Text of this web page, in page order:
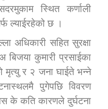
शिक्षालय जुम्लाको सुचना
स्थित कर्णाली
ल्याईरहेको छ ।
अधिकारी सहित सुरक्षा
बिजया कुमारी प्रसाईका
मृत्यु र २ जना घाईते भन्ने
पुगेपछि विवरण
के कति कारणले दुर्घटना